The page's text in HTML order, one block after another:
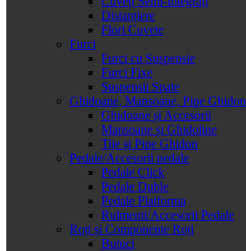
Distanțiere
Flori Cuvete
Furci
Furci cu Suspensie
Furci Fixe
Suspensii Spate
Ghidoane, Mansoane, Pipe Ghidon
Ghidoane și Accesorii
Mansoane și Ghidoline
Tije și Pipe Ghidon
Pedale/Accesorii pedale
Pedale Click
Pedale Duble
Pedale Platforma
Rulmenti/Accesorii Pedale
Roți și Componente Roți
Butuci